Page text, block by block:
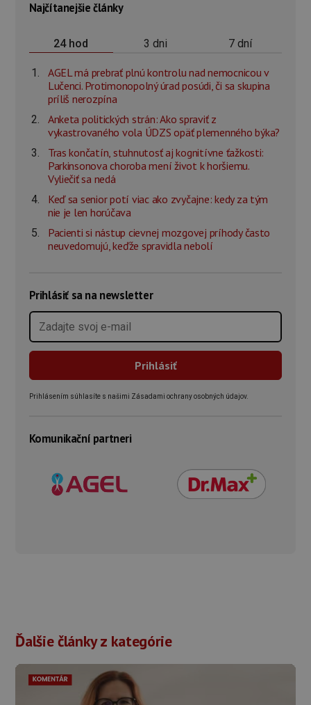
Najčítanejšie články
24 hod 3 dni 7 dní
AGEL má prebrať plnú kontrolu nad nemocnicou v
Lučenci. Protimonopolný úrad posúdi, či sa skupina
príliš nerozpína
Anketa politických strán: Ako spraviť z
vykastrovaného vola ÚDZS opäť plemenného býka?
Tras končatín, stuhnutosť aj kognitívne ťažkosti:
Parkinsonova choroba mení život k horšiemu.
Vyliečiť sa nedá
Keď sa senior potí viac ako zvyčajne: kedy za tým
nie je len horúčava
Pacienti si nástup cievnej mozgovej príhody často
neuvedomujú, keďže spravidla nebolí
Prihlásiť sa na newsletter
Prihlásením súhlasíte s našimi Zásadami ochrany osobných údajov.
Komunikační partneri
Ďalšie články z kategórie